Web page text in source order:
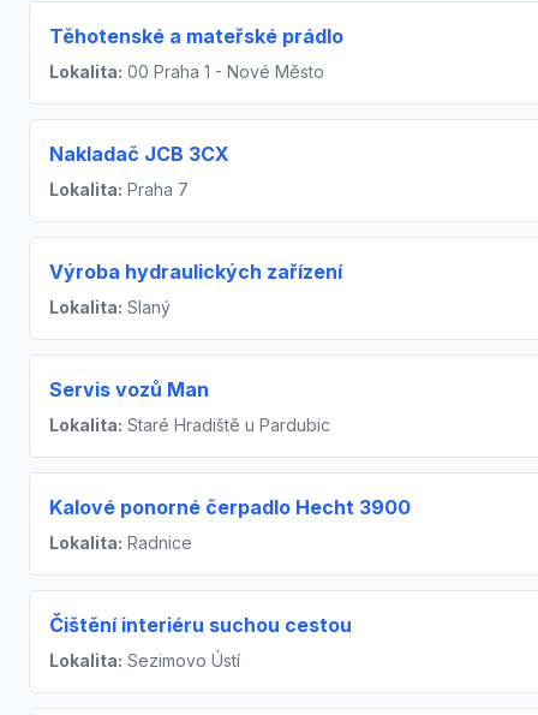
Těhotenské a mateřské prádlo
Lokalita: 00 Praha 1 - Nové Město
Nakladač JCB 3CX
Lokalita: Praha 7
Výroba hydraulických zařízení
Lokalita: Slaný
Servis vozů Man
Lokalita: Staré Hradiště u Pardubic
Kalové ponorné čerpadlo Hecht 3900
Lokalita: Radnice
Čištění interiéru suchou cestou
Lokalita: Sezimovo Ústí